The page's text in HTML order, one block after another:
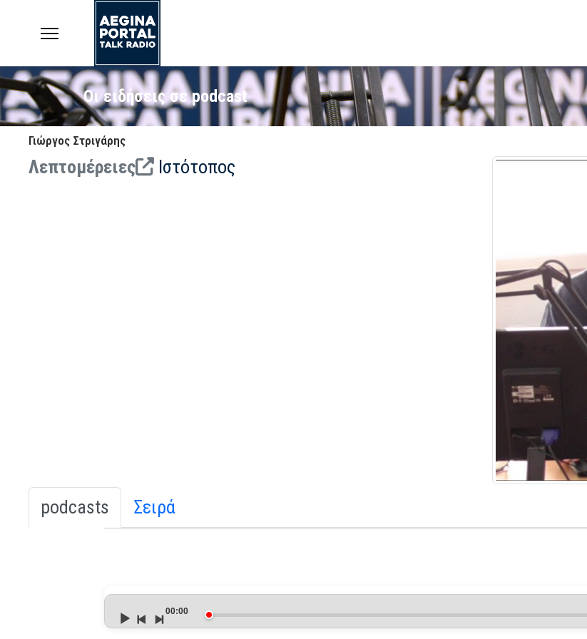
Οι ειδήσεις σε podcast
Γιώργος Στριγάρης
Λεπτομέρειες Ιστότοπος
podcasts Σειρά
Player
00:00